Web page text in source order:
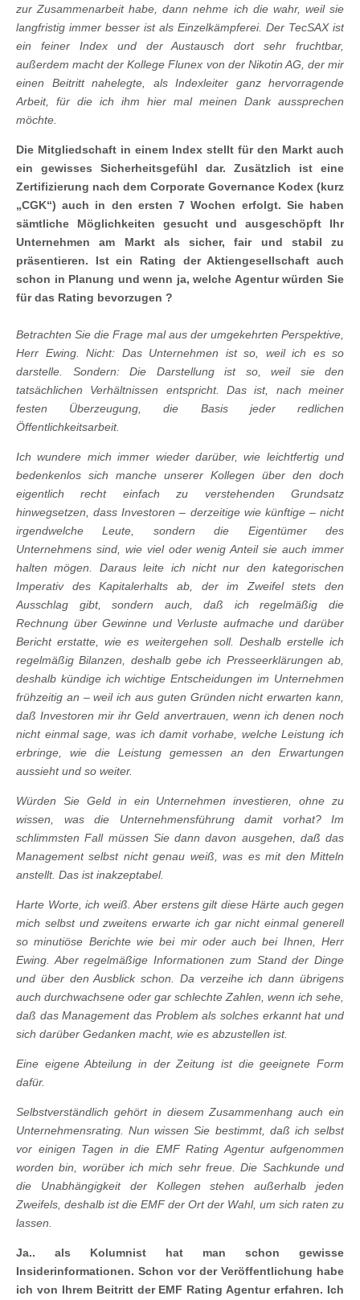
zur Zusammenarbeit habe, dann nehme ich die wahr, weil sie
langfristig immer besser ist als Einzelkämpferei. Der TecSAX ist
ein feiner Index und der Austausch dort sehr fruchtbar,
außerdem macht der Kollege Flunex von der Nikotin AG, der mir
einen Beitritt nahelegte, als Indexleiter ganz hervorragende
Arbeit, für die ich ihm hier mal meinen Dank aussprechen
möchte.
Die Mitgliedschaft in einem Index stellt für den Markt auch
ein gewisses Sicherheitsgefühl dar. Zusätzlich ist eine
Zertifizierung nach dem Corporate Governance Kodex (kurz
„CGK“) auch in den ersten 7 Wochen erfolgt. Sie haben
sämtliche Möglichkeiten gesucht und ausgeschöpft Ihr
Unternehmen am Markt als sicher, fair und stabil zu
präsentieren. Ist ein Rating der Aktiengesellschaft auch
schon in Planung und wenn ja, welche Agentur würden Sie
für das Rating bevorzugen ?
Betrachten Sie die Frage mal aus der umgekehrten Perspektive,
Herr Ewing. Nicht: Das Unternehmen ist so, weil ich es so
darstelle. Sondern: Die Darstellung ist so, weil sie den
tatsächlichen Verhältnissen entspricht. Das ist, nach meiner
festen Überzeugung, die Basis jeder redlichen
Öffentlichkeitsarbeit.
Ich wundere mich immer wieder darüber, wie leichtfertig und
bedenkenlos sich manche unserer Kollegen über den doch
eigentlich recht einfach zu verstehenden Grundsatz
hinwegsetzen, dass Investoren – derzeitige wie künftige – nicht
irgendwelche Leute, sondern die Eigentümer des
Unternehmens sind, wie viel oder wenig Anteil sie auch immer
halten mögen. Daraus leite ich nicht nur den kategorischen
Imperativ des Kapitalerhalts ab, der im Zweifel stets den
Ausschlag gibt, sondern auch, daß ich regelmäßig die
Rechnung über Gewinne und Verluste aufmache und darüber
Bericht erstatte, wie es weitergehen soll. Deshalb erstelle ich
regelmäßig Bilanzen, deshalb gebe ich Presseerklärungen ab,
deshalb kündige ich wichtige Entscheidungen im Unternehmen
frühzeitig an – weil ich aus guten Gründen nicht erwarten kann,
daß Investoren mir ihr Geld anvertrauen, wenn ich denen noch
nicht einmal sage, was ich damit vorhabe, welche Leistung ich
erbringe, wie die Leistung gemessen an den Erwartungen
aussieht und so weiter.
Würden Sie Geld in ein Unternehmen investieren, ohne zu
wissen, was die Unternehmensführung damit vorhat? Im
schlimmsten Fall müssen Sie dann davon ausgehen, daß das
Management selbst nicht genau weiß, was es mit den Mitteln
anstellt. Das ist inakzeptabel.
Harte Worte, ich weiß. Aber erstens gilt diese Härte auch gegen
mich selbst und zweitens erwarte ich gar nicht einmal generell
so minutiöse Berichte wie bei mir oder auch bei Ihnen, Herr
Ewing. Aber regelmäßige Informationen zum Stand der Dinge
und über den Ausblick schon. Da verzeihe ich dann übrigens
auch durchwachsene oder gar schlechte Zahlen, wenn ich sehe,
daß das Management das Problem als solches erkannt hat und
sich darüber Gedanken macht, wie es abzustellen ist.
Eine eigene Abteilung in der Zeitung ist die geeignete Form
dafür.
Selbstverständlich gehört in diesem Zusammenhang auch ein
Unternehmensrating. Nun wissen Sie bestimmt, daß ich selbst
vor einigen Tagen in die EMF Rating Agentur aufgenommen
worden bin, worüber ich mich sehr freue. Die Sachkunde und
die Unabhängigkeit der Kollegen stehen außerhalb jeden
Zweifels, deshalb ist die EMF der Ort der Wahl, um sich raten zu
lassen.
Ja.. als Kolumnist hat man schon gewisse
Insiderinformationen. Schon vor der Veröffentlichung habe
ich von Ihrem Beitritt der EMF Rating Agentur erfahren. Ich